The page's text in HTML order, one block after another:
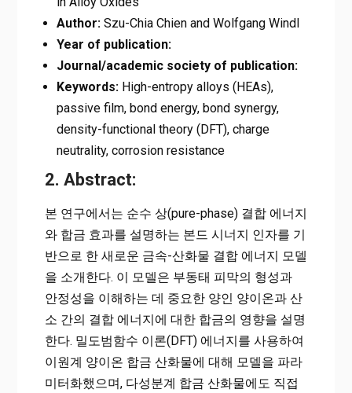
Author:Szu-Chia Chien and Wolfgang Windl
Year of publication:
Journal/academic society of publication:
Keywords:High-entropy alloys (HEAs),
passive film, bond energy, bond synergy,
density-functional theory (DFT), charge
neutrality, corrosion resistance
2. Abstract:
본 연구에서는 순수 상(pure-phase) 결합 에너지
와 합금 효과를 설명하는 본드 시너지 인자를 기
반으로 한 새로운 금속-산화물 결합 에너지 모델
을 소개한다. 이 모델은 부동태 피막의 형성과
안정성을 이해하는 데 중요한 양인 양이온과 산
소 간의 결합 에너지에 대한 합금의 영향을 설명
한다. 밀도범함수 이론(DFT) 에너지를 사용하여
이원계 양이온 합금 산화물에 대해 모델을 파라
미터화했으며, 다성분계 합금 산화물에도 직접